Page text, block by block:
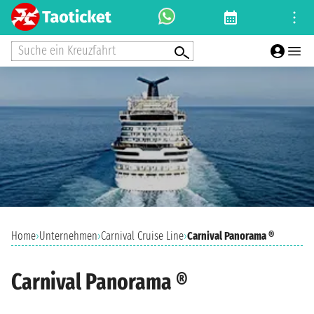
Suche ein Kreuzfahrt
Home›Unternehmen›Carnival Cruise Line›Carnival Panorama ®
Carnival Panorama ®